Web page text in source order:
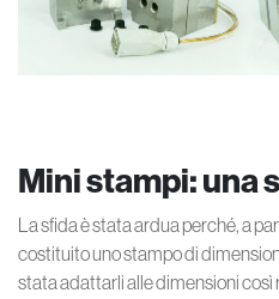
Mini stampi: una
La sfida è stata ardua perché, a
costituito uno stampo di
stata adattarli alle dimensioni